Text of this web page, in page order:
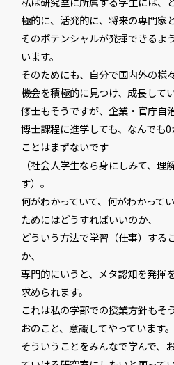
極的に、活発的に、将来の専門家と
そのポテンシャルが発揮できるよ
います。
そのためにも、自分で国内外の様
機会を積極的に見つけ、成長して
修士もそうですが、企業・官庁自
博士課程に進学しても、なんでも
ことはまずないです
（社会人学生なら身にしみて、理
す）。
何がわかっていて、何がわかって
ためにはどうすればいいのか、
どういう方法で学習（仕事）する
か、
専門的にいうと、メタ認知を発揮
求められます。
これは私の学部での授業方針もそ
おのこと、意識してやっています。
そういうことをみんなで学んで、